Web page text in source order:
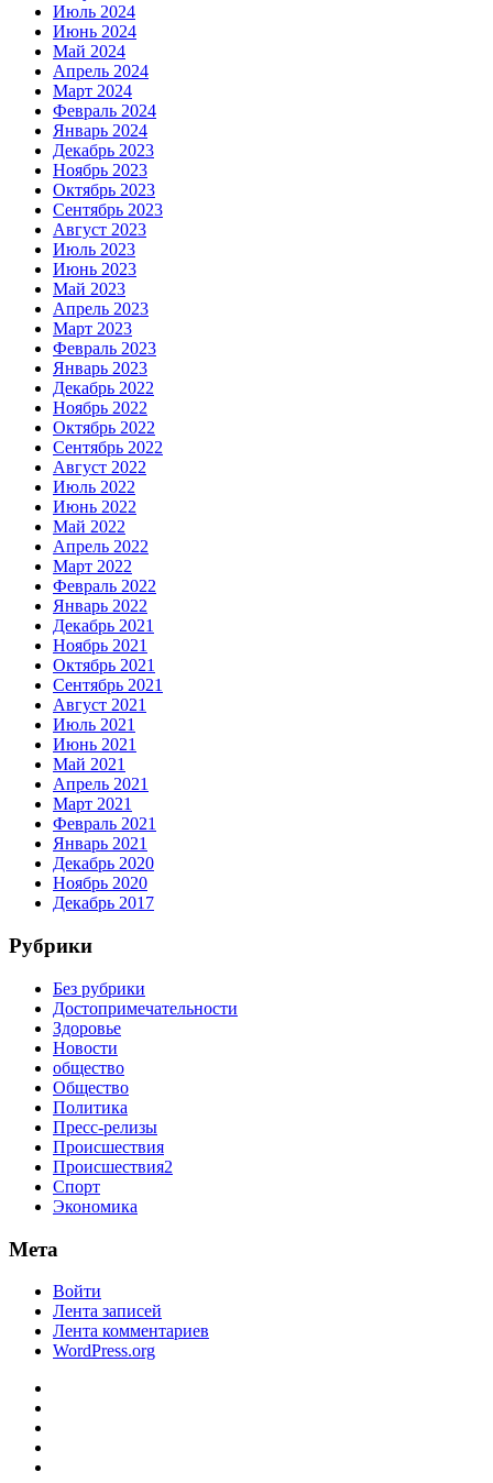
Июль 2024
Июнь 2024
Май 2024
Апрель 2024
Март 2024
Февраль 2024
Январь 2024
Декабрь 2023
Ноябрь 2023
Октябрь 2023
Сентябрь 2023
Август 2023
Июль 2023
Июнь 2023
Май 2023
Апрель 2023
Март 2023
Февраль 2023
Январь 2023
Декабрь 2022
Ноябрь 2022
Октябрь 2022
Сентябрь 2022
Август 2022
Июль 2022
Июнь 2022
Май 2022
Апрель 2022
Март 2022
Февраль 2022
Январь 2022
Декабрь 2021
Ноябрь 2021
Октябрь 2021
Сентябрь 2021
Август 2021
Июль 2021
Июнь 2021
Май 2021
Апрель 2021
Март 2021
Февраль 2021
Январь 2021
Декабрь 2020
Ноябрь 2020
Декабрь 2017
Рубрики
Без рубрики
Достопримечательности
Здоровье
Новости
общество
Общество
Политика
Пресс-релизы
Происшествия
Происшествия2
Спорт
Экономика
Мета
Войти
Лента записей
Лента комментариев
WordPress.org